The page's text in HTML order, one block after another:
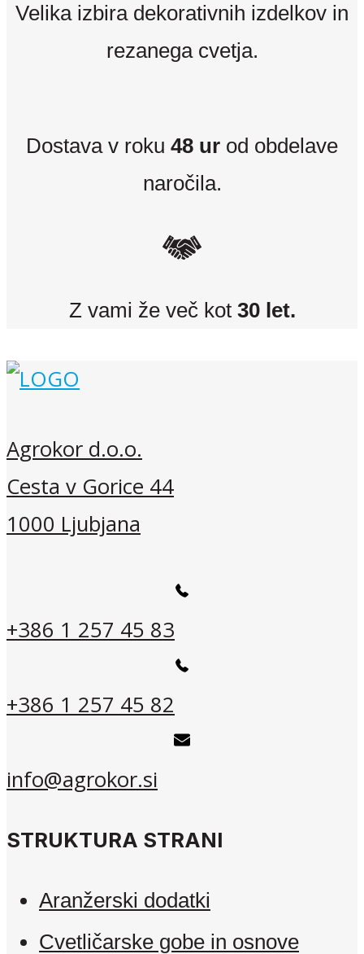
Velika izbira dekorativnih izdelkov in
rezanega cvetja.
Dostava v roku 48 ur od obdelave
naročila.
Z vami že več kot 30 let.
Agrokor d.o.o.
Cesta v Gorice 44
1000 Ljubjana
+386 1 257 45 83
+386 1 257 45 82
info@agrokor.si
STRUKTURA STRANI
Aranžerski dodatki
Cvetličarske gobe in osnove